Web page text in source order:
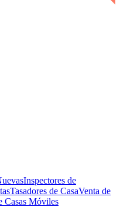
Inspectores de
Tasadores de CasaVenta de
Casas Móviles